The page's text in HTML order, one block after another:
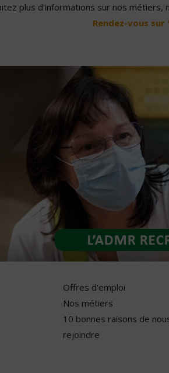
plus d'informations sur nos
Rendez-vous
Offres d'emploi
Nos métiers
10 bonnes raisons de
rejoindre